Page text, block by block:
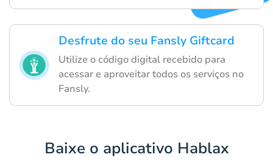
Desfrute do seu Fansly Giftcard
Utilize o código digital recebido para
acessar e aproveitar todos os serviços no
Fansly.
Baixe o aplicativo Hablax